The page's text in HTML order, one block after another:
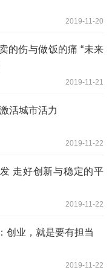
2019-11-20
的伤与做饭的痛 “未来
2019-11-21
活城市活力
2019-11-22
走好创新与稳定的平
2019-11-22
创业，就是要有担当
2019-11-22